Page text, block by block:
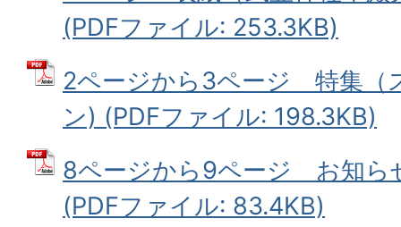
(PDFファイル: 253.3KB)
2ページから3ページ 特集（
ン) (PDFファイル: 198.3KB)
8ページから9ページ お知ら
(PDFファイル: 83.4KB)